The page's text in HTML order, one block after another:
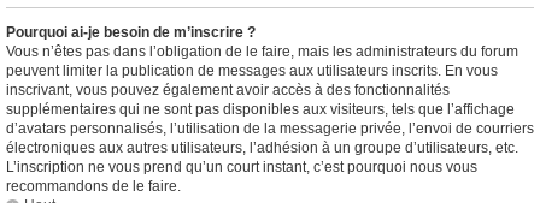
Pourquoi ai-je besoin de m’inscrire ?
Vous n’êtes pas dans l’obligation de le faire, mais les administrateurs du forum
peuvent limiter la publication de messages aux utilisateurs inscrits. En vous
inscrivant, vous pouvez également avoir accès à des fonctionnalités
supplémentaires qui ne sont pas disponibles aux visiteurs, tels que l’affichage
d’avatars personnalisés, l’utilisation de la messagerie privée, l’envoi de courriers
électroniques aux autres utilisateurs, l’adhésion à un groupe d’utilisateurs, etc.
L’inscription ne vous prend qu’un court instant, c’est pourquoi nous vous
recommandons de le faire.